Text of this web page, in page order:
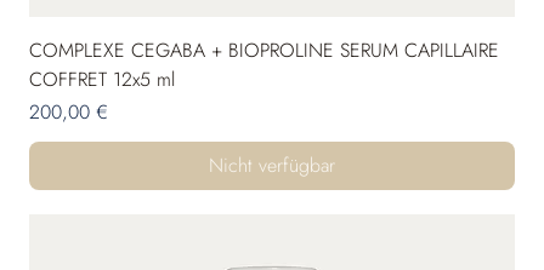
COMPLEXE CEGABA + BIOPROLINE SERUM CAPILLAIRE
COFFRET 12x5 ml
Preis
200,00 €
Nicht verfügbar